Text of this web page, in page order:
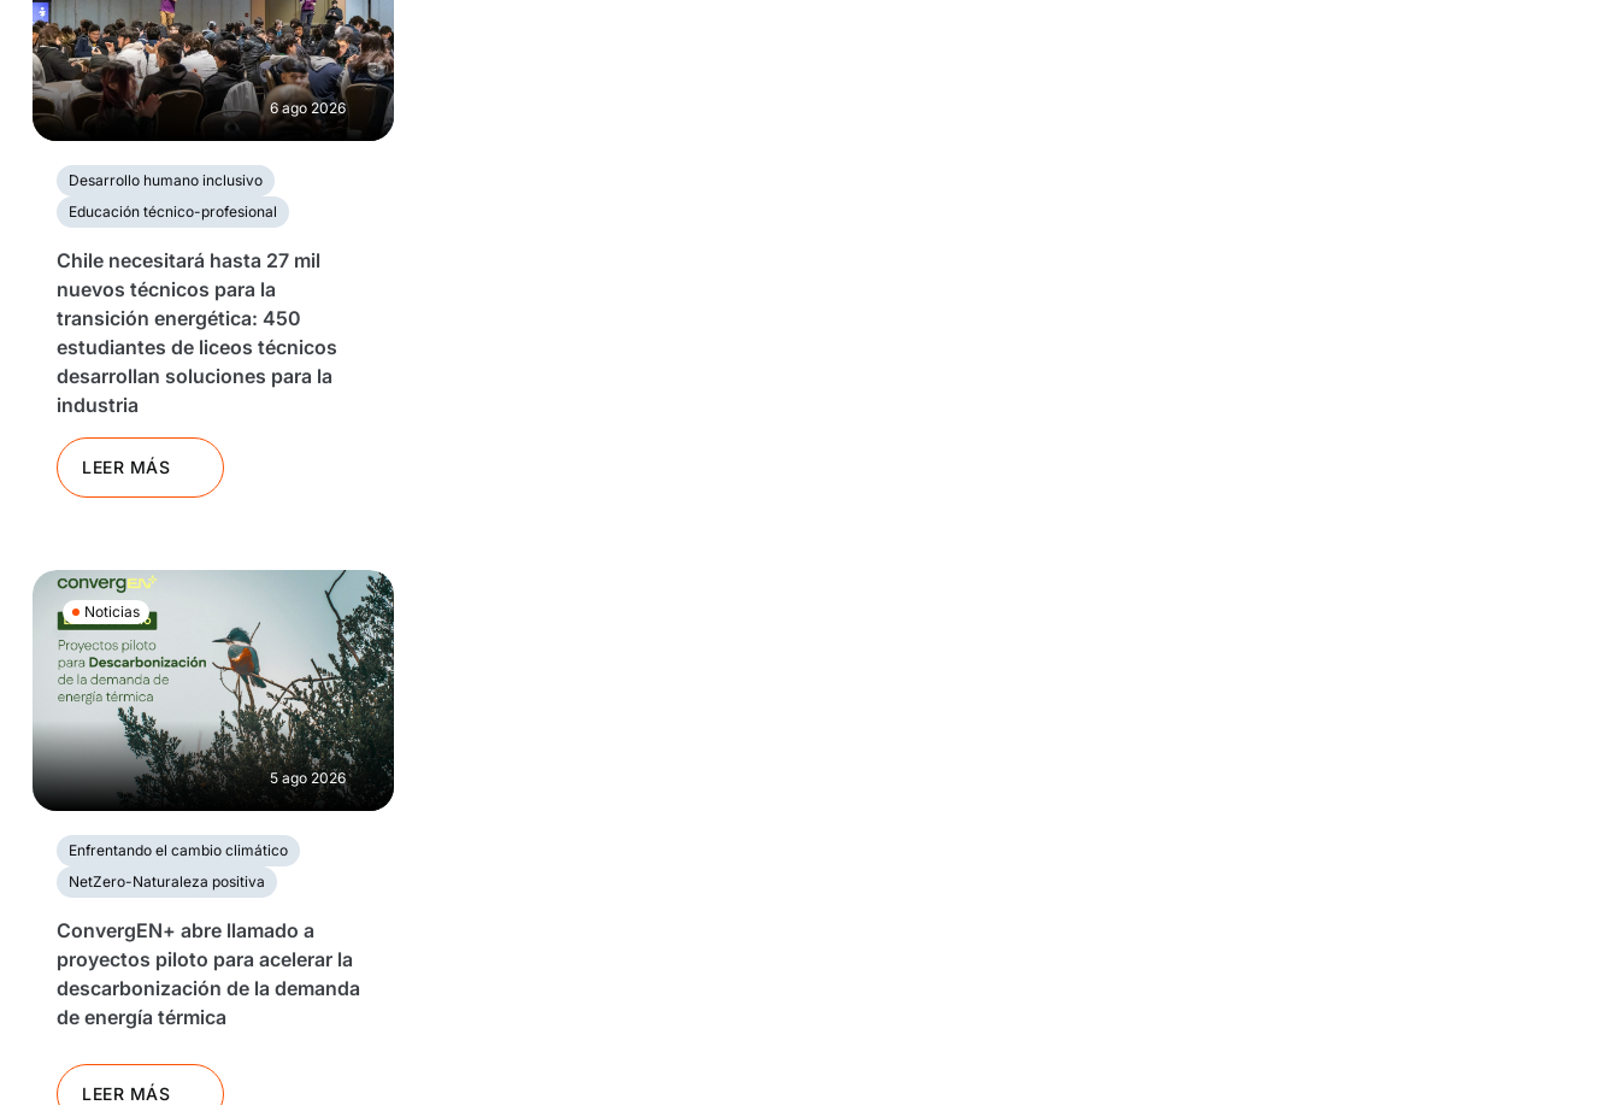
6 ago 2026
Desarrollo humano inclusivo
Educación técnico-profesional
Chile necesitará hasta 27 mil
nuevos técnicos para la
transición energética: 450
estudiantes de liceos técnicos
desarrollan soluciones para la
industria
LEER MÁS
Noticias
5 ago 2026
Enfrentando el cambio climático
NetZero-Naturaleza positiva
ConvergEN+ abre llamado a
proyectos piloto para acelerar la
descarbonización de la demanda
de energía térmica
LEER MÁS